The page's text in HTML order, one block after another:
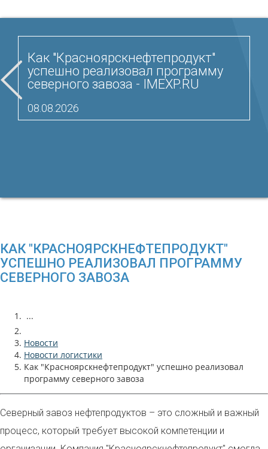
Как "Красноярскнефтепродукт"
успешно реализовал программу
северного завоза - IMEXP.RU
08.08.2026
КАК "КРАСНОЯРСКНЕФТЕПРОДУКТ"
УСПЕШНО РЕАЛИЗОВАЛ ПРОГРАММУ
СЕВЕРНОГО ЗАВОЗА
...
Новости
Новости логистики
Как "Красноярскнефтепродукт" успешно реализовал
программу северного завоза
Северный завоз нефтепродуктов – это сложный и важный
процесс, который требует высокой компетенции и